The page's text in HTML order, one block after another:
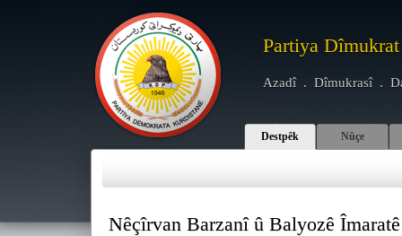
Destpêk Nûçe
Partiya
Azadî . Dîmukrasî .
Nêçîrvan Barzanî û Balyozê